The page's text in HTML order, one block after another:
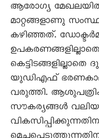
ആരോഗ്യ
മാറ്റങ്ങളാണു
കഴിഞ്ഞത്.
യുഡിഎഫ്
വരുത്തി.
സൗകര്യങ്ങൾ